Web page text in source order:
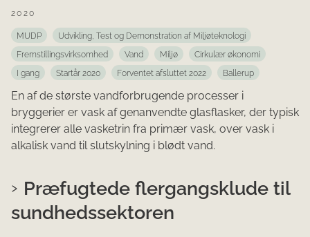
2020
MUDP
Udvikling, Test og Demonstration af Miljøteknologi
Fremstillingsvirksomhed
Vand Miljø
Cirkulær økonomi
I gang
Startår 2020 Forventet afsluttet 2022 Ballerup
En af de største vandforbrugende processer i
bryggerier er vask af genanvendte glasflasker, der typisk
integrerer alle vasketrin fra primær vask, over vask i
alkalisk vand til slutskylning i blødt vand.
Præfugtede flergangsklude til
sundhedssektoren